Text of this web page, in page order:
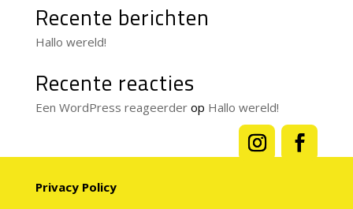
Recente berichten
Hallo wereld!
Recente reacties
Een WordPress reageerderop Hallo wereld!
Privacy Policy